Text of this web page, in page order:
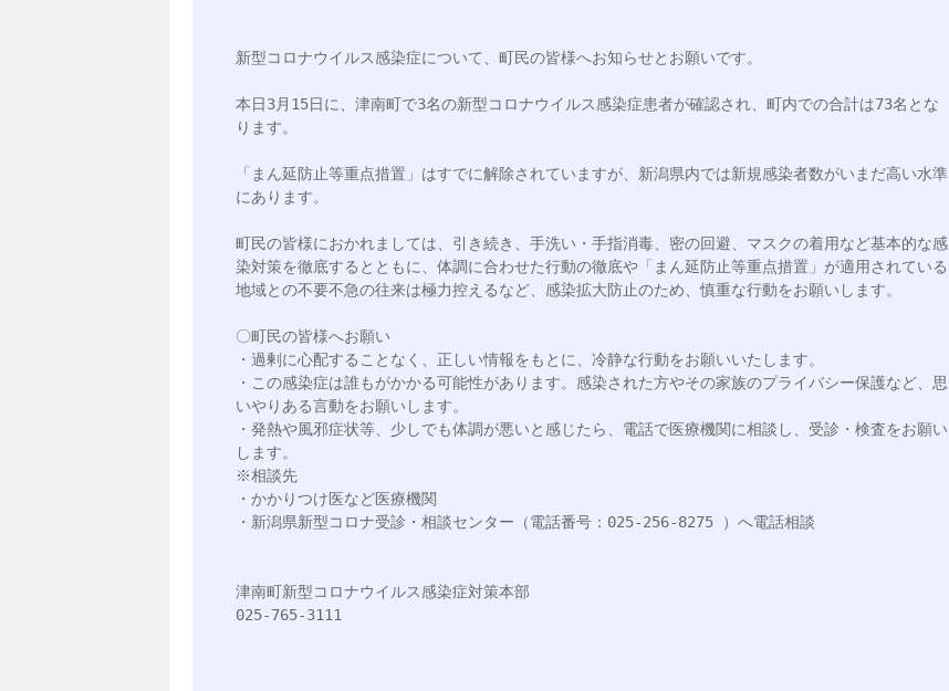
新型コロナウイルス感染症について、町民の皆様へお知らせとお願いです。
本日3月15日に、津南町で3名の新型コロナウイルス感染症患者が確認され、町内での合計は73名とな
ります。
「まん延防止等重点措置」はすでに解除されていますが、新潟県内では新規感染者数がいまだ高い水準
にあります。
町民の皆様におかれましては、引き続き、手洗い・手指消毒、密の回避、マスクの着用など基本的な感
染対策を徹底するとともに、体調に合わせた行動の徹底や「まん延防止等重点措置」が適用されている
地域との不要不急の往来は極力控えるなど、感染拡大防止のため、慎重な行動をお願いします。
〇町民の皆様へお願い
・過剰に心配することなく、正しい情報をもとに、冷静な行動をお願いいたします。
・この感染症は誰もがかかる可能性があります。感染された方やその家族のプライバシー保護など、思
いやりある言動をお願いします。
・発熱や風邪症状等、少しでも体調が悪いと感じたら、電話で医療機関に相談し、受診・検査をお願い
します。
※相談先
・かかりつけ医など医療機関
・新潟県新型コロナ受診・相談センター（電話番号：025-256-8275 ）へ電話相談
津南町新型コロナウイルス感染症対策本部
025-765-3111